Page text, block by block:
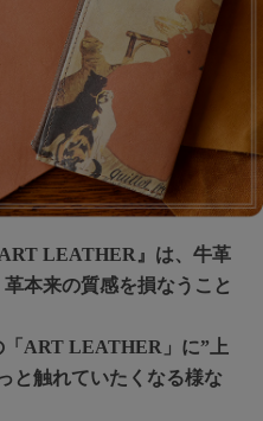
LEATHER』は、牛革
本来の質感を損なうこと
「ART LEATHER」に”上
と触れていたくなる様な